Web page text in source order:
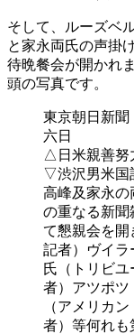
そして、ルーズベ
と家永両氏の声掛
待晩餐会が開かれ
頭の写真です。
東京朝日新
六日
△日米親善
▽渋沢男米国
高峰及家永の
の重なる新聞
て懇親会を開
記者）ヴイラ
氏（トリビ
者）アツポツ
（アメリカ
者）等何れも